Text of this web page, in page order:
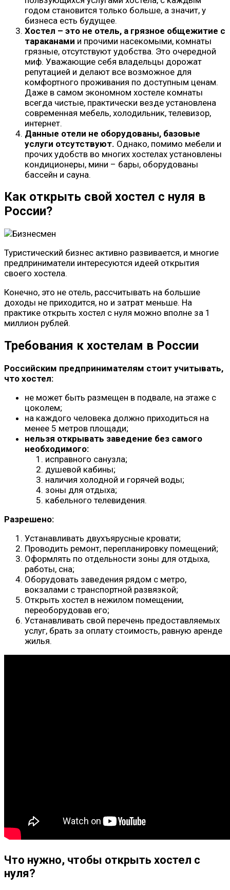
годом становится только больше, а значит, у
бизнеса есть будущее.
Хостел – это не отель, а грязное общежитие с
тараканами и прочими насекомыми, комнаты
грязные, отсутствуют удобства. Это очередной
миф. Уважающие себя владельцы дорожат
репутацией и делают все возможное для
комфортного проживания по доступным ценам.
Даже в самом экономном хостеле комнаты
всегда чистые, практически везде установлена
современная мебель, холодильник, телевизор,
интернет.
Данные отели не оборудованы, базовые
услуги отсутствуют. Однако, помимо мебели и
прочих удобств во многих хостелах установлены
кондиционеры, мини – бары, оборудованы
бассейн и сауна.
Как открыть свой хостел с нуля в
России?
Туристический бизнес активно развивается, и многие
предприниматели интересуются идеей открытия
своего хостела.
Конечно, это не отель, рассчитывать на большие
доходы не приходится, но и затрат меньше. На
практике открыть хостел с нуля можно вполне за 1
миллион рублей.
Требования к хостелам в России
Российским предпринимателям стоит учитывать,
что хостел:
не может быть размещен в подвале, на этаже с
цоколем;
на каждого человека должно приходиться на
менее 5 метров площади;
нельзя открывать заведение без самого
необходимого:
исправного санузла;
душевой кабины;
наличия холодной и горячей воды;
зоны для отдыха;
кабельного телевидения.
Разрешено:
Устанавливать двухъярусные кровати;
Проводить ремонт, перепланировку помещений;
Оформлять по отдельности зоны для отдыха,
работы, сна;
Оборудовать заведения рядом с метро,
вокзалами с транспортной развязкой;
Открыть хостел в нежилом помещении,
переоборудовав его;
Устанавливать свой перечень предоставляемых
услуг, брать за оплату стоимость, равную аренде
жилья.
Что нужно, чтобы открыть хостел с
нуля?